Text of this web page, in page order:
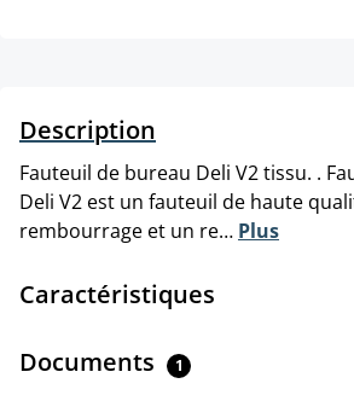
Description
Fauteuil de bureau Deli V2 tissu. .
Deli V2 est un fauteuil de haute
rembourrage et un re… Plus
Caractéristiques
Documents 1